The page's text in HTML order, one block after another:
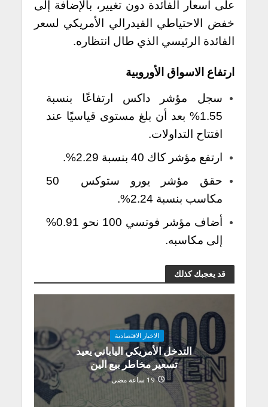
على أسعار الفائدة دون تغيير، بالإضافة إلى
خفض الاحتياطي الفيدرالي الأمريكي لسعر
الفائدة الرئيسي الذي طال انتظاره.
ارتفاع الاسواق الأوروبية
سجل مؤشر داكس ارتفاعًا بنسبة
1.55% بعد أن بلغ مستوى قياسيًا عند
افتتاح التداولات.
ارتفع مؤشر كاك 40 بنسبة 2.29%.
حقق مؤشر يورو ستوكس 50
مكاسب بنسبة 2.24%.
أضاف مؤشر فوتسي 100 نحو 0.91%
إلى مكاسبه.
قد يعجبك كذلك
الاخبار الاقتصادية
التدخل الأمريكي الياباني يعيد
تسعير مخاطر بيع الين
19 ساعة مضى